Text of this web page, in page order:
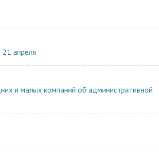
апреля
и малых компаний об административной